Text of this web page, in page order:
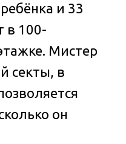
и 33
в 100-
Мистер
секты, в
он